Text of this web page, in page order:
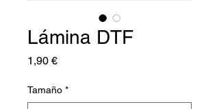
Lámina DTF
1,90 €Precio
Tamaño *